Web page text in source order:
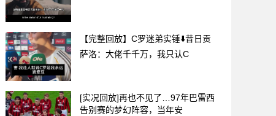
【完整回放】C罗迷弟实锤⬇️昔日贡
萨洛：大佬千千万，我只认C
[实况回放]再也不见了…97年巴雷西
告别赛的梦幻阵容，当年安